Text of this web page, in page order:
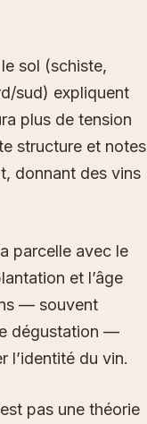
sol (schiste,
sud) expliquent
plus de tension
structure et notes
donnant des vins
parcelle avec le
et l’âge
— souvent
dégustation —
l’identité du vin.
pas une théorie